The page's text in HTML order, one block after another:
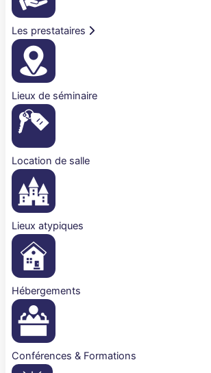
Les prestataires
Lieux de séminaire
Location de salle
Lieux atypiques
Hébergements
Conférences & Formations